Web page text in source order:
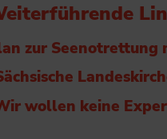
zur Seenotrettung
wollen keine